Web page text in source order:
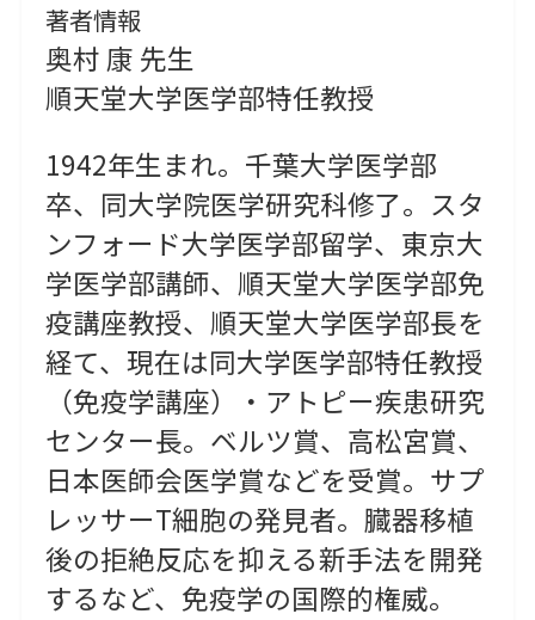
著者情報
奥村 康 先生
順天堂大学医学部特任教授
1942年生まれ。千葉大学医学部
卒、同大学院医学研究科修了。スタ
ンフォード大学医学部留学、東京大
学医学部講師、順天堂大学医学部免
疫講座教授、順天堂大学医学部長を
経て、現在は同大学医学部特任教授
（免疫学講座）・アトピー疾患研究
センター長。ベルツ賞、高松宮賞、
日本医師会医学賞などを受賞。サプ
レッサーT細胞の発見者。臓器移植
後の拒絶反応を抑える新手法を開発
するなど、免疫学の国際的権威。